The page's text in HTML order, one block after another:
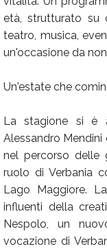
età, strutturato su
teatro, musica,
un'occasione da
Un'estate che
La stagione si è
Alessandro Mendini
nel percorso delle
ruolo di Verbania
Lago Maggiore.
influenti della
Nespolo, un
vocazione di